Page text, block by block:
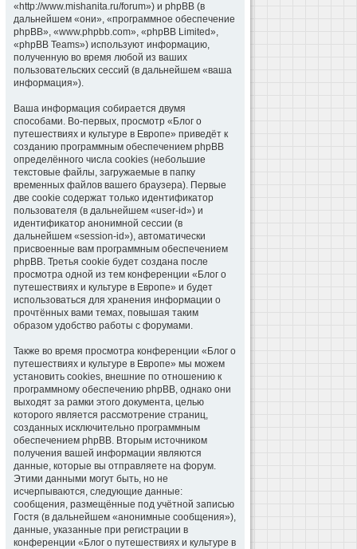
«http://www.mishanita.ru/forum») и phpBB (в
дальнейшем «они», «программное обеспечение
phpBB», «www.phpbb.com», «phpBB Limited»,
«phpBB Teams») используют информацию,
полученную во время любой из ваших
пользовательских сессий (в дальнейшем «ваша
информация»).
Ваша информация собирается двумя
способами. Во-первых, просмотр «Блог о
путешествиях и культуре в Европе» приведёт к
созданию программным обеспечением phpBB
определённого числа cookies (небольшие
текстовые файлы, загружаемые в папку
временных файлов вашего браузера). Первые
две cookie содержат только идентификатор
пользователя (в дальнейшем «user-id») и
идентификатор анонимной сессии (в
дальнейшем «session-id»), автоматически
присвоенные вам программным обеспечением
phpBB. Третья cookie будет создана после
просмотра одной из тем конференции «Блог о
путешествиях и культуре в Европе» и будет
использоваться для хранения информации о
прочтённых вами темах, повышая таким
образом удобство работы с форумами.
Также во время просмотра конференции «Блог о
путешествиях и культуре в Европе» мы можем
установить cookies, внешние по отношению к
программному обеспечению phpBB, однако они
выходят за рамки этого документа, целью
которого является рассмотрение страниц,
созданных исключительно программным
обеспечением phpBB. Вторым источником
получения вашей информации являются
данные, которые вы отправляете на форум.
Этими данными могут быть, но не
исчерпываются, следующие данные:
сообщения, размещённые под учётной записью
Гостя (в дальнейшем «анонимные сообщения»),
данные, указанные при регистрации в
конференции «Блог о путешествиях и культуре в